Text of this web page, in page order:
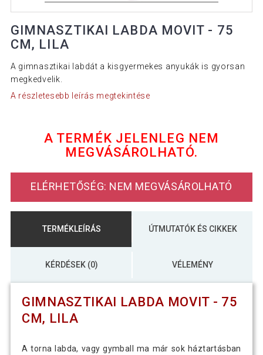
GIMNASZTIKAI LABDA MOVIT - 75
CM, LILA
A gimnasztikai labdát a kisgyermekes anyukák is gyorsan
megkedvelik.
A részletesebb leírás megtekintése
A TERMÉK JELENLEG NEM
MEGVÁSÁROLHATÓ.
ELÉRHETŐSÉG: NEM MEGVÁSÁROLHATÓ
TERMÉKLEÍRÁS ÚTMUTATÓK ÉS CIKKEK
KÉRDÉSEK (0) VÉLEMÉNY
GIMNASZTIKAI LABDA MOVIT - 75
CM, LILA
A torna labda, vagy gymball ma már sok háztartásban